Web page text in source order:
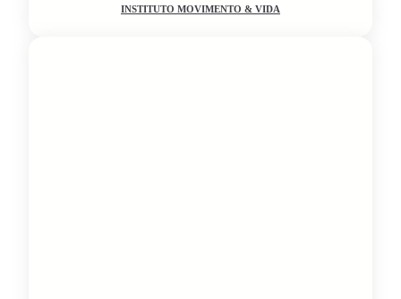
INSTITUTO MOVIMENTO & VIDA